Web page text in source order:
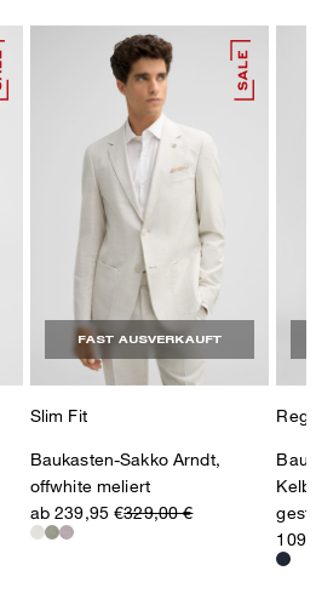
FAST AUSVERKAUFT
Slim Fit
Baukasten-Sakko Arndt,
offwhite meliert
ab 239,95 €329,00 €